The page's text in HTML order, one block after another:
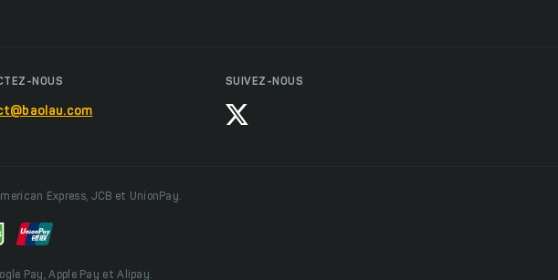
NOUS SUIVEZ-NOUS
Express, JCB et UnionPay.
Pay, Apple Pay et Alipay.